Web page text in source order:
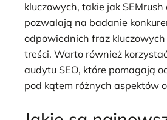
kluczowych, takie jak SEMrush
pozwalają na badanie
odpowiednich fraz
treści. Warto również
audytu SEO, które pomagają
pod kątem różnych aspektów